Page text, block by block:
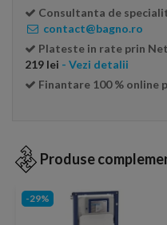
Consultanta de
contact@bagno.ro
Plateste in rate prin
219 lei - Vezi detalii
Finantare 100 % online
Produse
-29%